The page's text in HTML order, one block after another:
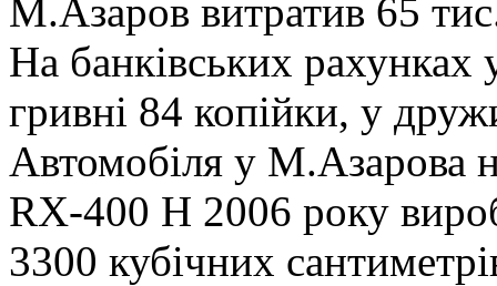
М.Азаров витратив 65
На банківських рахунках
гривні 84 копійки, у
Автомобіля у М.Азарова
RX-400 H 2006 року
3300 кубічних